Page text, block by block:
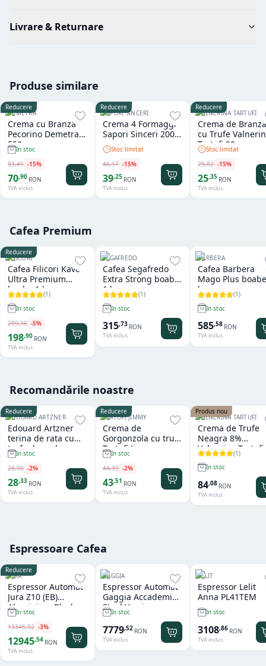
Livrare & Returnare
Produse similare
Reducere
DEMETRA
Crema cu Branza
Pecorino Demetra
550 gr
In stoc
83,41 -15%
70,90 RON
TVA inclus
Reducere
SAPORI SINCERI
Crema 4 Formaggi
Sapori Sinceri 200
grStoc limitat
46,17 -15%
39,25 RON
TVA inclus
Reducere
VALNERINA TARTUFI
Crema de Branza
cu Trufe
Tartufi 90 gr
Stoc limitat
29,82 -15%
25,35 RON
TVA inclus
Cafea Premium
Reducere
FILICORI
Cafea Filicori Kave
Ultra Premium
boabe 1 kg
(1)
In stoc
209,36 -5%
198,90 RON
TVA inclus
SEGAFREDO
Cafea Segafredo
Extra Strong boabe
1 kg
(1)
In stoc
315,73 RON
TVA inclus
BARBERA
Cafea Barbera
Mago Plus
kg
(1)
In stoc
585,58 RON
TVA inclus
Recomandările noastre
Reducere
EDOUARD ARTZNER
Edouard Artzner
terina de rata cu
trufe de padure
100g
In stoc
28,90 -2%
28,33 RON
TVA inclus
Reducere
TARTUFI JIMMY
Crema de
Gorgonzola cu trufe
Tartufi Jimmy
In stoc
44,39 -2%
43,51 RON
TVA inclus
Produs nou
VALNERINA TARTUFI
Crema de Trufe
Neagra 8%
Valnerina Tartufi
500 gr
(1)
In stoc
84,08 RON
TVA inclus
Espressoare Cafea
Reducere
JURA
Espressor Automat
Jura Z10 (EB)
Aluminium Black
In stoc
13345,92 -3%
12945,54 RON
TVA inclus
GAGGIA
Espressor Automat
Gaggia Accademia
Steel Version
In stoc
7779,52 RON
TVA inclus
LELIT
Espressor Lelit
Anna PL41TEM
In stoc
3108,86 RON
TVA inclus